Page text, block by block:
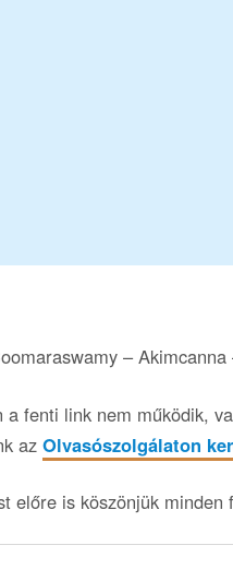
–
a fenti link nem működik,
az Olvasószolgálaton
előre is köszönjük minden